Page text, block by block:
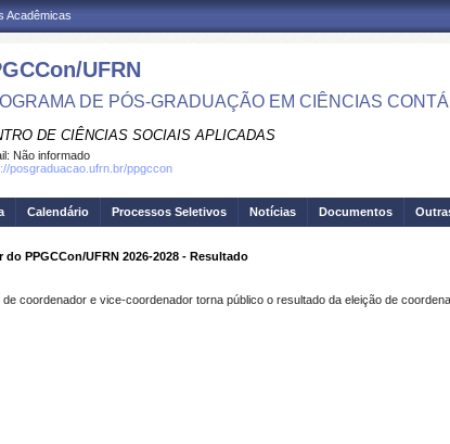
Acadêmicas
UFRN
DE PÓS-GRADUAÇÃO EM CIÊNCIAS
DE CIÊNCIAS SOCIAIS APLICADAS
Não informado
posgraduacao.ufrn.br/ppgccon
Calendário Processos Seletivos Notícias Documentos
PPGCCon/UFRN 2026-2028 - Resultado
coordenador e vice-coordenador torna público o resultado da eleição de